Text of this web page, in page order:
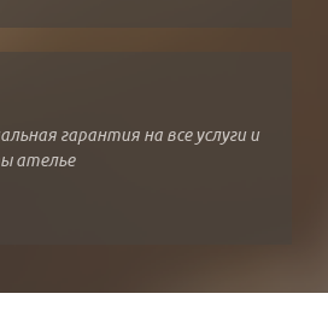
гарантия на все услуги и
ателье